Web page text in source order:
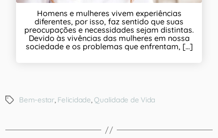
Homens e mulheres vivem experiências
diferentes, por isso, faz sentido que suas
preocupações e necessidades sejam distintas.
Devido às vivências das mulheres em nossa
sociedade e os problemas que enfrentam, [...]
Bem-estar, Felicidade, Qualidade de Vida